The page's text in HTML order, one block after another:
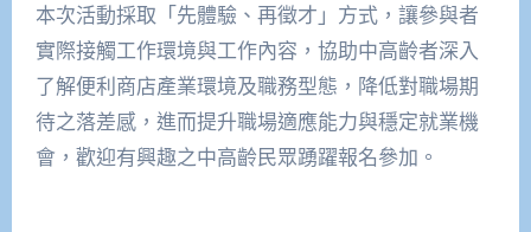
本次活動採取「先體驗、再徵才」方式，讓參與者
實際接觸工作環境與工作內容，協助中高齡者深入
了解便利商店產業環境及職務型態，降低對職場期
待之落差感，進而提升職場適應能力與穩定就業機
會，歡迎有興趣之中高齡民眾踴躍報名參加。